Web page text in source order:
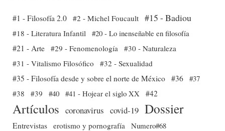
#1 - Filosofía 2.0 #2 - Michel Foucault #15 - Badiou
#18 - Literatura Infantil #20 - Lo inenseñable en filosofía
#21 - Arte #29 - Fenomenología
#30 - Naturaleza
#31 - Vitalismo Filosófico
#32 - Sexualidad
#35 - Filosofía desde y sobre el norte de México #36 #37
#38
#39 #40 #41 - Hojear el siglo XX #42
Artículos coronavirus covid-19 Dossier
Entrevistas erotismo y pornografía
Numero#68